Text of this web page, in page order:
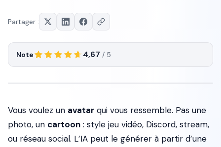
Partager :
Note 4,67 / 5
Vous voulez un avatar qui vous ressemble. Pas une
photo, un cartoon : style jeu vidéo, Discord, stream,
ou réseau social. L’IA peut le générer à partir d’une